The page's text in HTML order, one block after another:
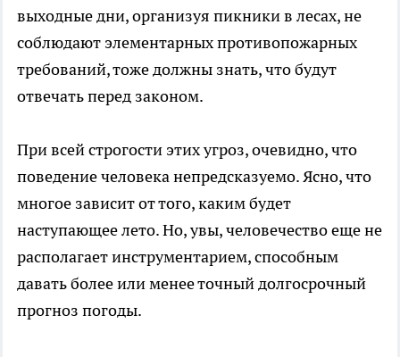
выходные дни, организуя пикники в лесах, не
соблюдают элементарных противопожарных
требований, тоже должны знать, что будут
отвечать перед законом.
При всей строгости этих угроз, очевидно, что
поведение человека непредсказуемо. Ясно, что
многое зависит от того, каким будет
наступающее лето. Но, увы, человечество еще не
располагает инструментарием, способным
давать более или менее точный долгосрочный
прогноз погоды.